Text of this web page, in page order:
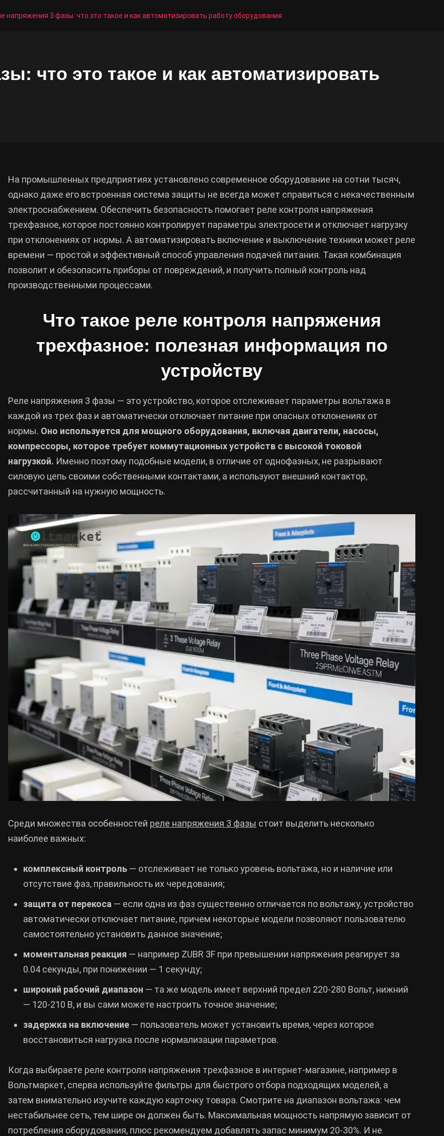
напряжения 3 фазы: что это такое и как автоматизировать работу оборудования
что это такое и как автоматизировать
На промышленных предприятиях установлено современное оборудование на сотни тысяч,
однако даже его встроенная система защиты не всегда может справиться с некачественным
электроснабжением. Обеспечить безопасность помогает реле контроля напряжения
трехфазное, которое постоянно контролирует параметры электросети и отключает нагрузку
при отклонениях от нормы. А автоматизировать включение и выключение техники может реле
времени — простой и эффективный способ управления подачей питания. Такая комбинация
позволит и обезопасить приборы от повреждений, и получить полный контроль над
производственными процессами.
Что такое реле контроля напряжения
трехфазное: полезная информация по
устройству
Реле напряжения 3 фазы — это устройство, которое отслеживает параметры вольтажа в
каждой из трех фаз и автоматически отключает питание при опасных отклонениях от
нормы. Оно используется для мощного оборудования, включая двигатели, насосы,
компрессоры, которое требует коммутационных устройств с высокой токовой
нагрузкой. Именно поэтому подобные модели, в отличие от однофазных, не разрывают
силовую цепь своими собственными контактами, а используют внешний контактор,
рассчитанный на нужную мощность.
Среди множества особенностей реле напряжения 3 фазы стоит выделить несколько
наиболее важных:
комплексный контроль — отслеживает не только уровень вольтажа, но и наличие или
отсутствие фаз, правильность их чередования;
защита от перекоса — если одна из фаз существенно отличается по вольтажу, устройство
автоматически отключает питание, причем некоторые модели позволяют пользователю
самостоятельно установить данное значение;
моментальная реакция — например ZUBR 3F при превышении напряжения реагирует за
0.04 секунды, при понижении — 1 секунду;
широкий рабочий диапазон — та же модель имеет верхний предел 220-280 Вольт, нижний
— 120-210 В, и вы сами можете настроить точное значение;
задержка на включение — пользователь может установить время, через которое
восстановиться нагрузка после нормализации параметров.
Когда выбираете реле контроля напряжения трехфазное в интернет-магазине, например в
Вольтмаркет, сперва используйте фильтры для быстрого отбора подходящих моделей, а
затем внимательно изучите каждую карточку товара. Смотрите на диапазон вольтажа: чем
нестабильнее сеть, тем шире он должен быть. Максимальная мощность напрямую зависит от
потребления оборудования, плюс рекомендуем добавлять запас минимум 20-30%. И не